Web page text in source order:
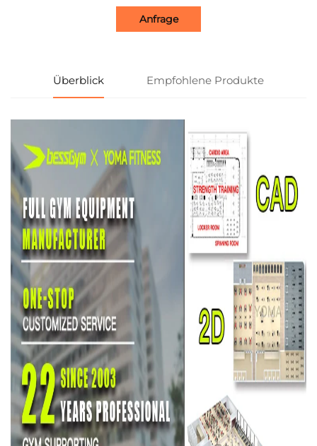
Anfrage
Überblick Empfohlene Produkte